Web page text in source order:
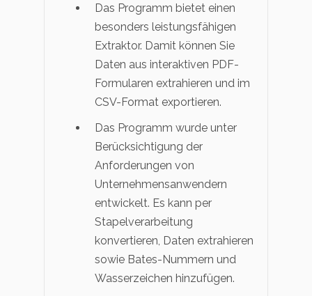
Das Programm bietet einen
besonders leistungsfähigen
Extraktor. Damit können Sie
Daten aus interaktiven PDF-
Formularen extrahieren und im
CSV-Format exportieren.
Das Programm wurde unter
Berücksichtigung der
Anforderungen von
Unternehmensanwendern
entwickelt. Es kann per
Stapelverarbeitung
konvertieren, Daten extrahieren
sowie Bates-Nummern und
Wasserzeichen hinzufügen.